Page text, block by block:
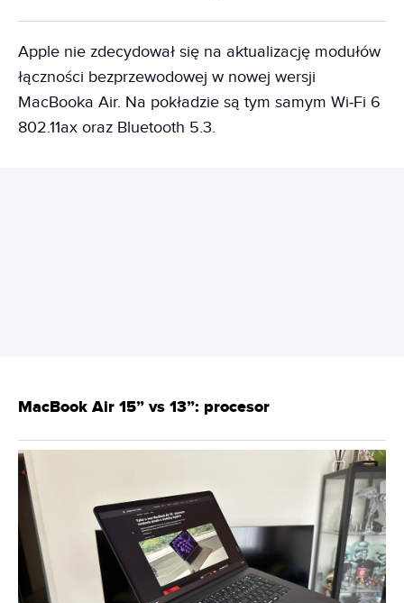
Apple nie zdecydował się na aktualizację modułów
łączności bezprzewodowej w nowej wersji
MacBooka Air. Na pokładzie są tym samym Wi‑Fi 6
802.11ax oraz Bluetooth 5.3.
MacBook Air 15” vs 13”: procesor